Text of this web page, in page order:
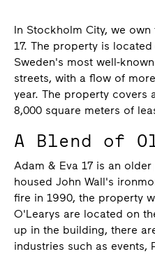
In Stockholm City, we
17. The property is
Sweden's most well-
streets, with a flow of
year. The property covers
8,000 square meters of
A Blend of
Adam & Eva 17 is an
housed John Wall's
fire in 1990, the property
O'Learys are located on
up in the building, there
industries such as events,